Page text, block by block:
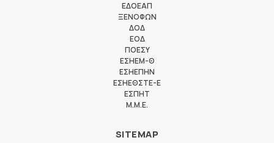
ΕΔΟΕΑΠ
ΞΕΝΟΦΩΝ
ΔΟΔ
ΕΟΔ
ΠΟΕΣΥ
ΕΣΗΕΜ-Θ
ΕΣΗΕΠΗΝ
ΕΣΗΕΘΣΤΕ-Ε
ΕΣΠΗΤ
M.M.E.
SITEMAP